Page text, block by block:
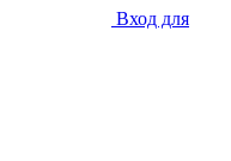
Вход для